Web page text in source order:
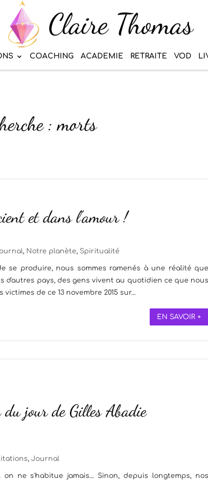
COACHING ACADEMIE RETRAITE VOD
: morts
et dans l’amour !
, Notre planète, Spiritualité
se produire, nous sommes ramenés à une réalité
d'autres pays, des gens vivent au quotidien ce que
de ce 13 novembre 2015 sur...
EN SAVOIR +
jour de Gilles Abadie
, Journal
ne s'habitue jamais... Sinon, depuis longtemps,